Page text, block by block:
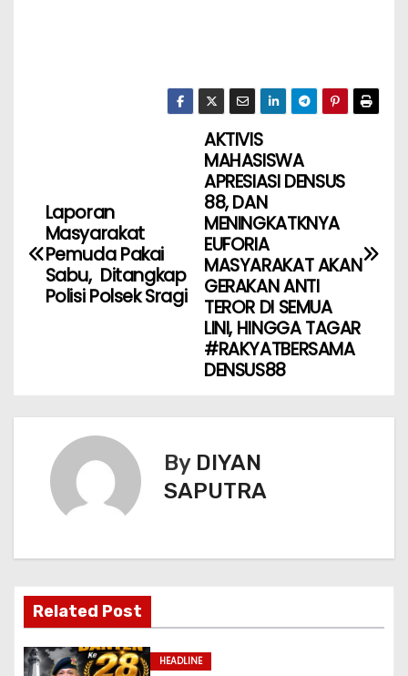
AKTIVIS
MAHASISWA
APRESIASI DENSUS
88, DAN
MENINGKATKNYA
EUFORIA
MASYARAKAT AKAN
GERAKAN ANTI
TEROR DI SEMUA
LINI, HINGGA TAGAR
#RAKYATBERSAMA
DENSUS88
Laporan
Masyarakat
Pemuda Pakai
Sabu, Ditangkap
Polisi Polsek Sragi
By DIYAN
SAPUTRA
Related Post
HEADLINE